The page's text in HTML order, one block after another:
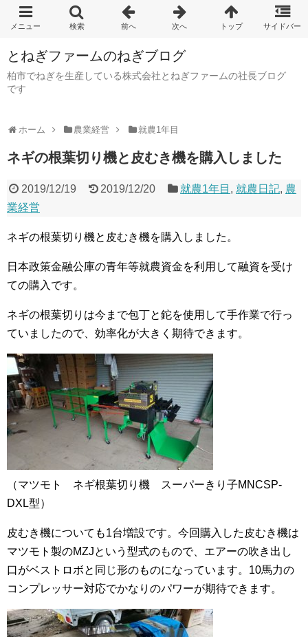
とねぎファームのねぎブログ
柏市でねぎを生産している株式会社とねぎファームの社長ブログ
です
ホーム 農業経営 就農1年目
ネギの根葉切り機と皮むき機を購入しました
2019/12/19 2019/12/20 就農1年目 , 就農日記, 農
業経営
ネギの根葉切り機と皮むき機を購入しました。
日本政策金融公庫の青年等就農資金を利用して融資を受け
ての購入です。
ネギの根葉切りは今まで包丁と鉈を使用して手作業で行っ
ていましたので、効率化が大きく期待できます。
（マツモト ネギ根葉切り機 スーパーきり子MNCSP-
DXL型）
皮むき機についても1台増設です。今回購入した皮むき機は
マツモト製のMZJという型式のもので、エアーの吹き出し
口がベストロボと同じ形のものになっています。10馬力の
コンプレッサー対応でかなりのパワーが期待できます。